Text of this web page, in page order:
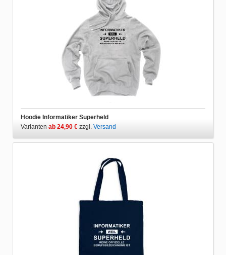
Hoodie Informatiker Superheld
Varianten ab 24,90 € zzgl. Versand